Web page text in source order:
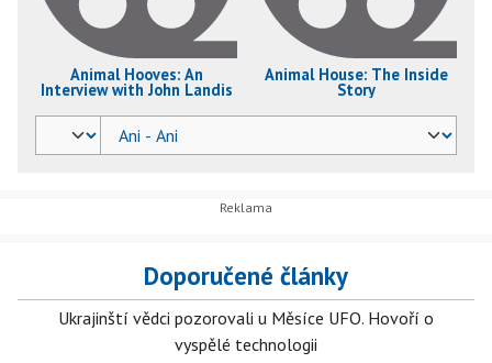
Animal Hooves: An
Interview with John Landis
Animal House: The Inside
Story
Doporučené články
Ukrajinští vědci pozorovali u Měsíce UFO. Hovoří o
vyspělé technologii